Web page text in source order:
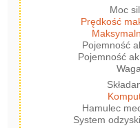
Moc
Prędkość
Pojemność
Pojemność
Hamulec
System